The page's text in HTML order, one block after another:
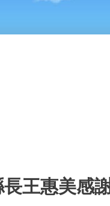
王惠美感